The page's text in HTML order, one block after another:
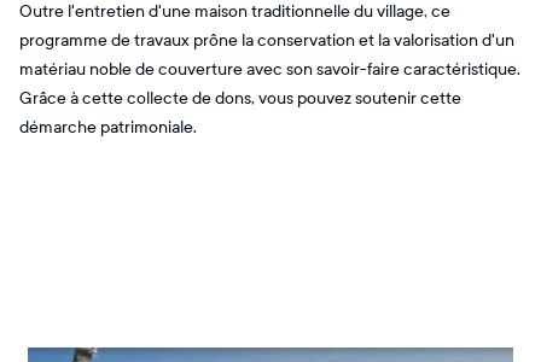
Outre l'entretien d'une maison traditionnelle du village, ce
programme de travaux prône la conservation et la valorisation d'un
matériau noble de couverture avec son savoir-faire caractéristique.
Grâce à cette collecte de dons, vous pouvez soutenir cette
démarche patrimoniale.